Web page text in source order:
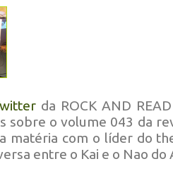
da ROCK AND
sobre o volume 043 da
matéria com o líder do
entre o Kai e o Nao do